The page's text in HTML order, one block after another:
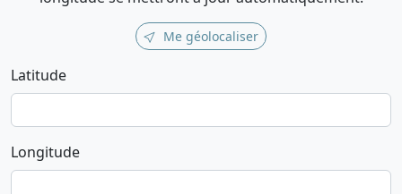
Me géolocaliser
Latitude
Longitude